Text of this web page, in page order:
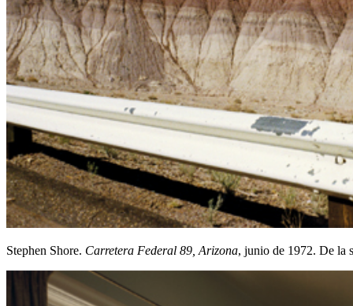
Stephen Shore. Carretera Federal 89, Arizona, junio de 1972. De la